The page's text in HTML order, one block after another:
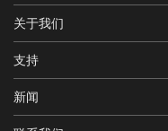
关于我们
支持
新闻